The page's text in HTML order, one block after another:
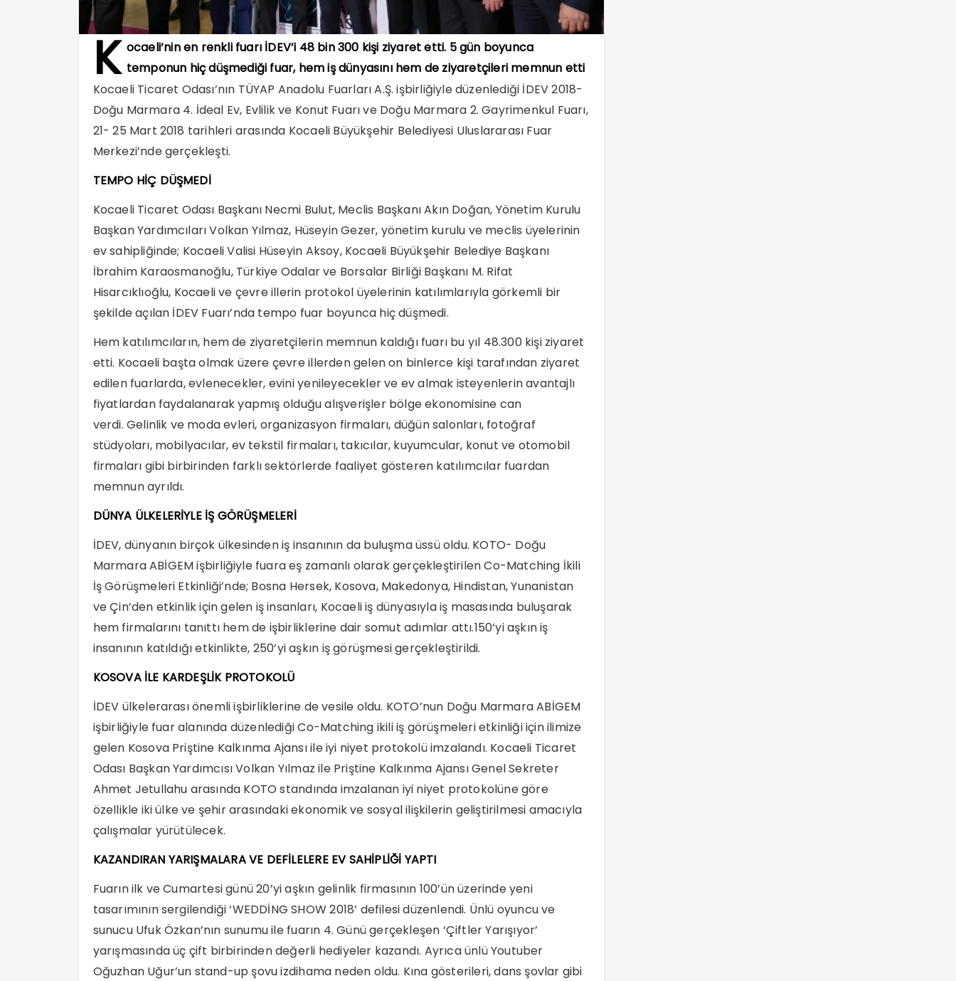
K ocaeli’nin en renkli fuarı İDEV’i 48 bin 300 kişi ziyaret etti. 5 gün boyunca
temponun hiç düşmediği fuar, hem iş dünyasını hem de ziyaretçileri memnun etti
Kocaeli Ticaret Odası’nın TÜYAP Anadolu Fuarları A.Ş. işbirliğiyle düzenlediği İDEV 2018-
Doğu Marmara 4. İdeal Ev, Evlilik ve Konut Fuarı ve Doğu Marmara 2. Gayrimenkul Fuarı,
21- 25 Mart 2018 tarihleri arasında Kocaeli Büyükşehir Belediyesi Uluslararası Fuar
Merkezi’nde gerçekleşti.
TEMPO HİÇ DÜŞMEDİ
Kocaeli Ticaret Odası Başkanı Necmi Bulut, Meclis Başkanı Akın Doğan, Yönetim Kurulu
Başkan Yardımcıları Volkan Yılmaz, Hüseyin Gezer, yönetim kurulu ve meclis üyelerinin
ev sahipliğinde; Kocaeli Valisi Hüseyin Aksoy, Kocaeli Büyükşehir Belediye Başkanı
İbrahim Karaosmanoğlu, Türkiye Odalar ve Borsalar Birliği Başkanı M. Rifat
Hisarcıklıoğlu, Kocaeli ve çevre illerin protokol üyelerinin katılımlarıyla görkemli bir
şekilde açılan İDEV Fuarı’nda tempo fuar boyunca hiç düşmedi.
Hem katılımcıların, hem de ziyaretçilerin memnun kaldığı fuarı bu yıl 48.300 kişi ziyaret
etti. Kocaeli başta olmak üzere çevre illerden gelen on binlerce kişi tarafından ziyaret
edilen fuarlarda, evlenecekler, evini yenileyecekler ve ev almak isteyenlerin avantajlı
fiyatlardan faydalanarak yapmış olduğu alışverişler bölge ekonomisine can
verdi. Gelinlik ve moda evleri, organizasyon firmaları, düğün salonları, fotoğraf
stüdyoları, mobilyacılar, ev tekstil firmaları, takıcılar, kuyumcular, konut ve otomobil
firmaları gibi birbirinden farklı sektörlerde faaliyet gösteren katılımcılar fuardan
memnun ayrıldı.
DÜNYA ÜLKELERİYLE İŞ GÖRÜŞMELERİ
İDEV, dünyanın birçok ülkesinden iş insanının da buluşma üssü oldu. KOTO- Doğu
Marmara ABİGEM işbirliğiyle fuara eş zamanlı olarak gerçekleştirilen Co-Matching İkili
İş Görüşmeleri Etkinliği’nde; Bosna Hersek, Kosova, Makedonya, Hindistan, Yunanistan
ve Çin’den etkinlik için gelen iş insanları, Kocaeli iş dünyasıyla iş masasında buluşarak
hem firmalarını tanıttı hem de işbirliklerine dair somut adımlar attı.150’yi aşkın iş
insanının katıldığı etkinlikte, 250’yi aşkın iş görüşmesi gerçekleştirildi.
KOSOVA İLE KARDEŞLİK PROTOKOLÜ
İDEV ülkelerarası önemli işbirliklerine de vesile oldu. KOTO’nun Doğu Marmara ABİGEM
işbirliğiyle fuar alanında düzenlediği Co-Matching ikili iş görüşmeleri etkinliği için ilimize
gelen Kosova Priştine Kalkınma Ajansı ile iyi niyet protokolü imzalandı. Kocaeli Ticaret
Odası Başkan Yardımcısı Volkan Yılmaz ile Priştine Kalkınma Ajansı Genel Sekreter
Ahmet Jetullahu arasında KOTO standında imzalanan iyi niyet protokolüne göre
özellikle iki ülke ve şehir arasındaki ekonomik ve sosyal ilişkilerin geliştirilmesi amacıyla
çalışmalar yürütülecek.
KAZANDIRAN YARIŞMALARA VE DEFİLELERE EV SAHİPLİĞİ YAPTI
Fuarın ilk ve Cumartesi günü 20’yi aşkın gelinlik firmasının 100’ün üzerinde yeni
tasarımının sergilendiği ‘WEDDİNG SHOW 2018’ defilesi düzenlendi. Ünlü oyuncu ve
sunucu Ufuk Özkan’nın sunumu ile fuarın 4. Günü gerçekleşen ‘Çiftler Yarışıyor’
yarışmasında üç çift birbirinden değerli hediyeler kazandı. Ayrıca ünlü Youtuber
Oğuzhan Uğur’un stand-up şovu izdihama neden oldu. Kına gösterileri, dans şovlar gibi